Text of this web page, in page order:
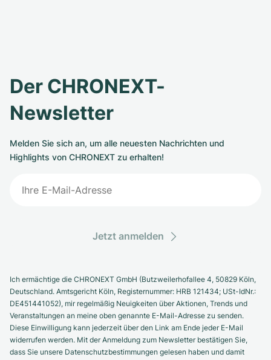
Der CHRONEXT-
Newsletter
Melden Sie sich an, um alle neuesten Nachrichten und
Highlights von CHRONEXT zu erhalten!
Jetzt anmelden
Ich ermächtige die CHRONEXT GmbH (Butzweilerhofallee 4, 50829 Köln,
Deutschland. Amtsgericht Köln, Registernummer: HRB 121434; USt-IdNr.:
DE451441052), mir regelmäßig Neuigkeiten über Aktionen, Trends und
Veranstaltungen an meine oben genannte E-Mail-Adresse zu senden.
Diese Einwilligung kann jederzeit über den Link am Ende jeder E-Mail
widerrufen werden. Mit der Anmeldung zum Newsletter bestätigen Sie,
dass Sie unsere Datenschutzbestimmungen gelesen haben und damit